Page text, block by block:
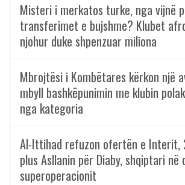
Misteri i merkatos turke, nga vijnë
transferimet e bujshme? Klubet
njohur duke shpenzuar miliona
Mbrojtësi i Kombëtares kërkon një
mbyll bashkëpunimin me klubin
nga kategoria
Al-Ittihad refuzon ofertën e Interit,
plus Asllanin për Diaby, shqiptari në
superoperacionit